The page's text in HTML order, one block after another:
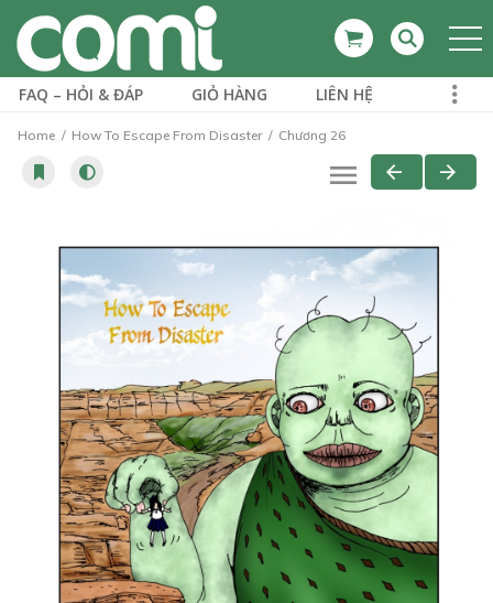
FAQ – HỎI & ĐÁP GIỎ HÀNG LIÊN HỆ
Home How To Escape From Disaster Chương 26